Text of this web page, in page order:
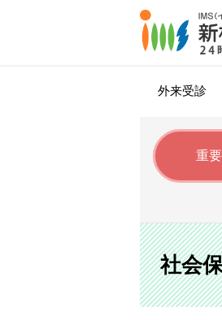
外来受診
がん
時間
セカ
入院
面会
内科
血液
循環
外科
松戸
社会
肺が
院長
紹介
著作
広報誌
糖尿
外来
アミ
トレ
医師
薬剤部
リハ
ソー
初期
重
社会